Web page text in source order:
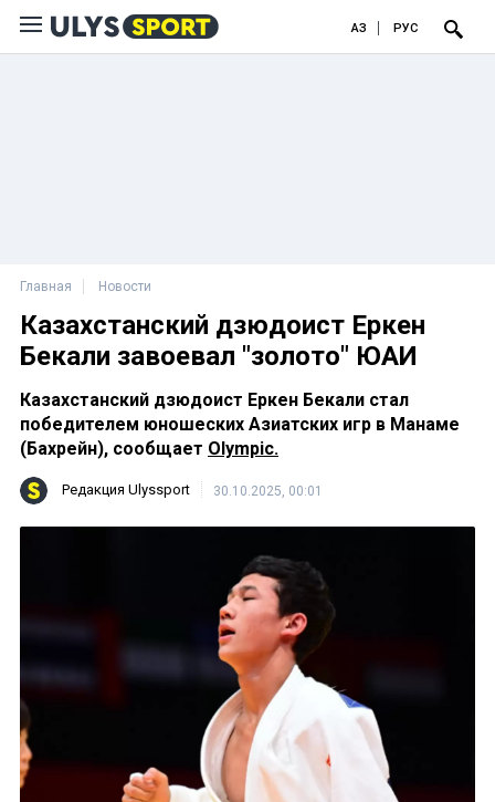
ҚАЗ РУС
Главная Новости
Казахстанский дзюдоист Еркен
Бекали завоевал "золото" ЮАИ
Казахстанский дзюдоист Еркен Бекали стал
победителем юношеских Азиатских игр в Манаме
(Бахрейн), сообщает Olympic.
Редакция Ulyssport 30.10.2025, 00:01